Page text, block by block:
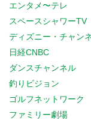
エンタメ〜テレ
スペースシャワーTV
ディズニー・チャン
日経CNBC
ダンスチャンネル
釣りビジョン
ゴルフネットワーク
ファミリー劇場